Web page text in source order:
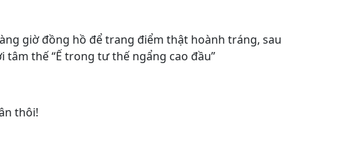
giờ đồng hồ để trang điểm thật hoành tráng, sau
thế “Ế trong tư thế ngẩng cao đầu”
thôi!